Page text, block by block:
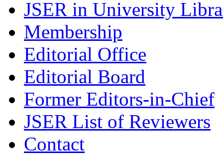
JSER in University
Membership
Editorial Office
Editorial Board
Former Editors-in-Chief
JSER List of Reviewers
Contact